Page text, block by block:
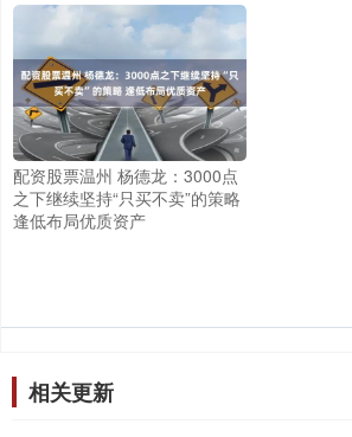
配资股票温州 杨德龙：3000点
之下继续坚持“只买不卖”的策略
逢低布局优质资产
相关更新